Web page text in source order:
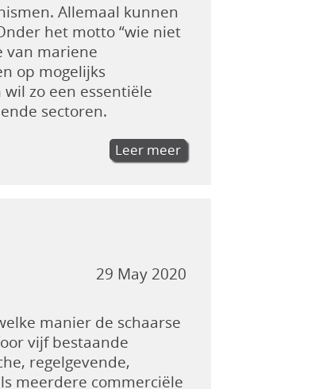
Allemaal kunnen
het motto “wie niet
van mariene
op mogelijks
zo een essentiële
sectoren.
Leer meer
29 May 2020
manier de schaarse
vijf bestaande
regelgevende,
meerdere commerciële